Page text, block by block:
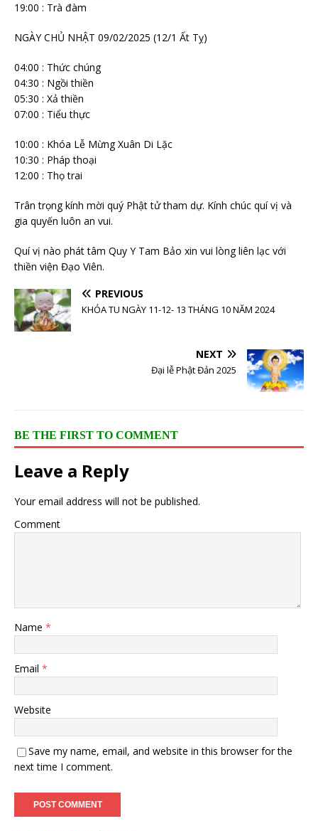
19:00 : Trà đàm
NGÀY CHỦ NHẬT 09/02/2025 (12/1 Ất Tỵ)
04:00 : Thức chúng
04:30 : Ngồi thiền
05:30 : Xả thiền
07:00 : Tiểu thực
10:00 : Khóa Lễ Mừng Xuân Di Lặc
10:30 : Pháp thoại
12:00 : Thọ trai
Trân trọng kính mời quý Phật tử tham dự. Kính chúc quí vị và
gia quyến luôn an vui.
Quí vị nào phát tâm Quy Y Tam Bảo xin vui lòng liên lạc với
thiền viện Đạo Viên.
PREVIOUS
KHÓA TU NGÀY 11-12- 13 THÁNG 10 NĂM 2024
NEXT
Đại lễ Phật Đản 2025
BE THE FIRST TO COMMENT
Leave a Reply
Your email address will not be published.
Comment
Name *
Email *
Website
Save my name, email, and website in this browser for the
next time I comment.